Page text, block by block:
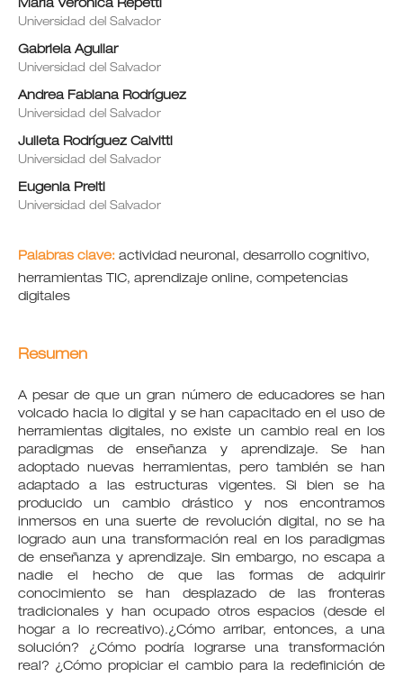
María Verónica Repetti
Universidad del Salvador
Gabriela Aguilar
Universidad del Salvador
Andrea Fabiana Rodríguez
Universidad del Salvador
Julieta Rodríguez Calvitti
Universidad del Salvador
Eugenia Preiti
Universidad del Salvador
Palabras clave: actividad neuronal, desarrollo cognitivo,
herramientas TIC, aprendizaje online, competencias
digitales
Resumen
A pesar de que un gran número de educadores se han
volcado hacia lo digital y se han capacitado en el uso de
herramientas digitales, no existe un cambio real en los
paradigmas de enseñanza y aprendizaje. Se han
adoptado nuevas herramientas, pero también se han
adaptado a las estructuras vigentes. Si bien se ha
producido un cambio drástico y nos encontramos
inmersos en una suerte de revolución digital, no se ha
logrado aun una transformación real en los paradigmas
de enseñanza y aprendizaje. Sin embargo, no escapa a
nadie el hecho de que las formas de adquirir
conocimiento se han desplazado de las fronteras
tradicionales y han ocupado otros espacios (desde el
hogar a lo recreativo).¿Cómo arribar, entonces, a una
solución? ¿Cómo podría lograrse una transformación
real? ¿Cómo propiciar el cambio para la redefinición de